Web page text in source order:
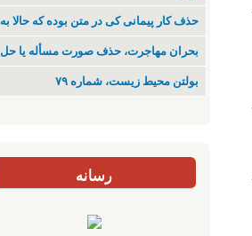
حذف کار پیمانی کی در متن بودە کە حالا بە
بحران مهاجرت‌، حذف صورت مسأله یا حل
بولتن محیط زیست، شماره ۷۹
رسانه